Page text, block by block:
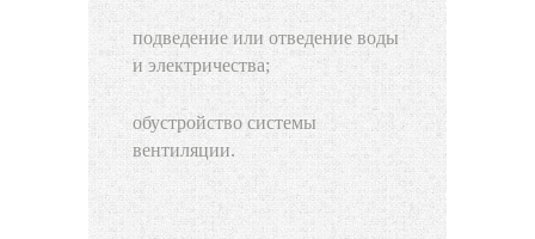
подведение или отведение воды
и электричества;
обустройство системы
вентиляции.